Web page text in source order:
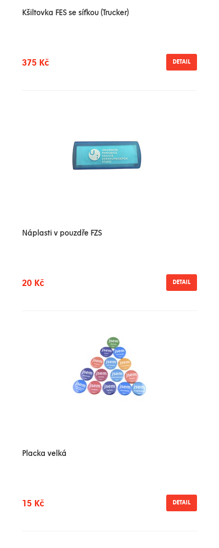
Kšiltovka FES se síťkou (Trucker)
375 Kč DETAIL
Náplasti v pouzdře FZS
20 Kč DETAIL
Placka velká
15 Kč DETAIL